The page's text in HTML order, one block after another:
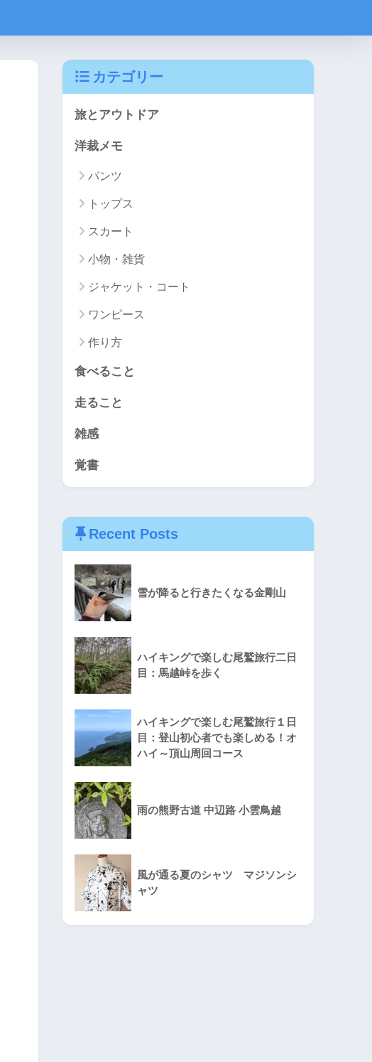
カテゴリー
旅とアウトドア
洋裁メモ
パンツ
トップス
スカート
小物・雑貨
ジャケット・コート
ワンピース
作り方
食べること
走ること
雑感
覚書
Recent Posts
雪が降ると行きたくなる金剛山
ハイキングで楽しむ尾鷲旅行二日
目：馬越峠を歩く
ハイキングで楽しむ尾鷲旅行１日
目：登山初心者でも楽しめる！オ
ハイ～頂山周回コース
雨の熊野古道 中辺路 小雲鳥越
風が通る夏のシャツ マジソンシ
ャツ